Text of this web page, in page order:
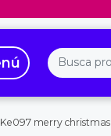
Ke097 merry christmas